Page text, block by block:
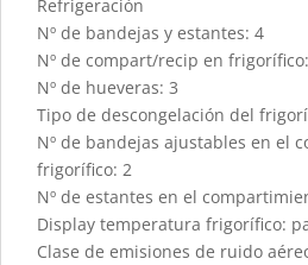
Refrigeración
Nº de bandejas y estantes: 4
Nº de compart/recip en
Nº de hueveras: 3
Tipo de descongelación del
Nº de bandejas ajustables en el
frigorífico: 2
Nº de estantes en el
Display temperatura frigorífico:
Clase de emisiones de ruido